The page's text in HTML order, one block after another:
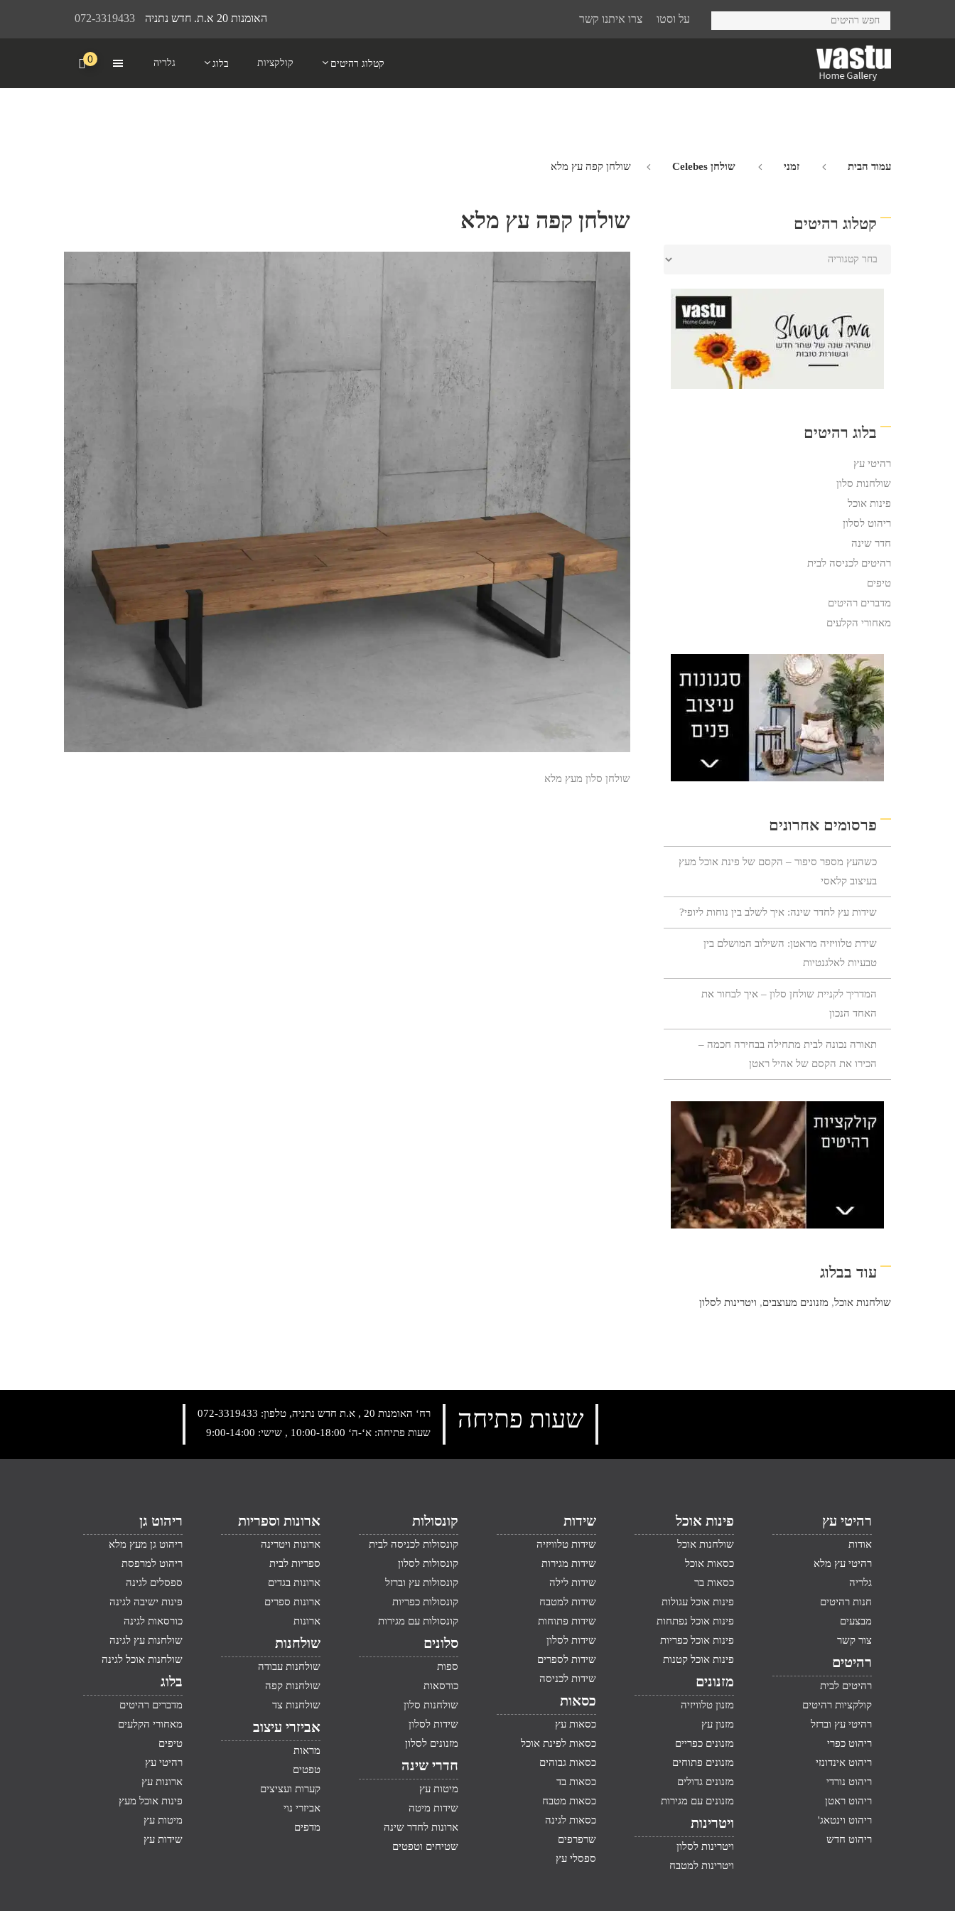
072-3319433 האומנות 20 א.ת. חדש נתניה על וסטו צרו איתנו קשר
קטלוג רהיטים קולקציות בלוג גלריה 0
עמוד הבית זמני שולחן Celebes שולחן קפה עץ מלא
שולחן קפה עץ מלא
שולחן סלון מעץ מלא
קטלוג רהיטים
בלוג רהיטים
רהיטי עץ
שולחנות סלון
פינות אוכל
ריהוט לסלון
חדר שינה
רהיטים לכניסה לבית
טיפים
מדברים רהיטים
מאחורי הקלעים
פרסומים אחרונים
כשהעץ מספר סיפור – הקסם של פינת אוכל מעץ
בעיצוב קלאסי
שידות עץ לחדר שינה: איך לשלב בין נוחות ליופי?
שידת טלוויזיה מראטן: השילוב המושלם בין
טבעיות לאלגנטיות
המדריך לקניית שולחן סלון – איך לבחור את
האחד הנכון
תאורה נכונה לבית מתחילה בבחירה חכמה –
הכירו את הקסם של אהיל ראטן
עוד בבלוג
שולחנות אוכל, מזנונים מעוצבים, ויטרינות לסלון
רח‘ האומנות 20 , א.ת חדש נתניה, טלפון:
072-3319433
שעות פתיחה: א‘-ה‘ 10:00-18:00 , שישי: 9:00-14:00
שעות פתיחה
רהיטי עץ
אודות
רהיטי עץ מלא
גלריה
חנות רהיטים
מבצעים
צור קשר
רהיטים
רהיטים לבית
קולקציות רהיטים
רהיטי עץ וברזל
ריהוט כפרי
ריהוט אינדונזי
ריהוט נורדי
ריהוט ראטן
ריהוט וינטאג'
ריהוט חדש
פינות אוכל
שולחנות אוכל
כסאות אוכל
כסאות בר
פינות אוכל עגולות
פינות אוכל נפתחות
פינות אוכל כפריות
פינות אוכל קטנות
מזנונים
מזנון טלוויזיה
מזנון עץ
מזנונים כפריים
מזנונים פתוחים
מזנונים גדולים
מזנונים עם מגירות
ויטרינות
ויטרינות לסלון
ויטרינות למטבח
שידות
שידות טלוויזיה
שידות מגירות
שידות לילה
שידות למטבח
שידות פתוחות
שידות לסלון
שידות לספרים
שידות לכניסה
כסאות
כסאות עץ
כסאות לפינת אוכל
כסאות גבוהים
כסאות בד
כסאות מטבח
כסאות לגינה
שרפרפים
ספסלי עץ
קונסולות
קונסולות לכניסה לבית
קונסולות לסלון
קונסולות עץ וברזל
קונסולות כפריות
קונסולות עם מגירות
סלונים
ספות
כורסאות
שולחנות סלון
שידות לסלון
מזנונים לסלון
חדרי שינה
מיטות עץ
שידות מיטה
ארונות לחדר שינה
שטיחים וטפטים
ארונות וספריות
ארונות ויטרינה
ספריות לבית
ארונות בגדים
ארונות ספרים
ארונות
שולחנות
שולחנות עבודה
שולחנות קפה
שולחנות צד
אביזרי עיצוב
מראות
טפטים
קערות ועציצים
אביזרי נוי
מדפים
ריהוט גן
ריהוט גן מעץ מלא
ריהוט למרפסת
ספסלים לגינה
פינות ישיבה לגינה
כורסאות לגינה
שולחנות עץ לגינה
שולחנות אוכל לגינה
בלוג
מדברים רהיטים
מאחורי הקלעים
טיפים
רהיטי עץ
ארונות עץ
פינות אוכל מעץ
מיטות עץ
שידות עץ